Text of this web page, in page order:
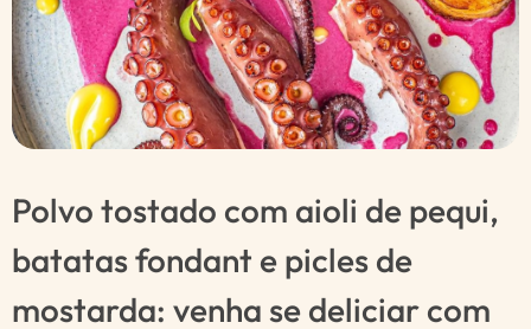
Polvo tostado com aioli de pequi,
batatas fondant e picles de
mostarda: venha se deliciar com